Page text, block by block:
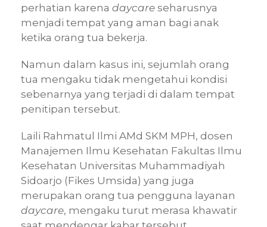
perhatian karena daycare seharusnya
menjadi tempat yang aman bagi anak
ketika orang tua bekerja.
Namun dalam kasus ini, sejumlah orang
tua mengaku tidak mengetahui kondisi
sebenarnya yang terjadi di dalam tempat
penitipan tersebut.
Laili Rahmatul Ilmi AMd SKM MPH, dosen
Manajemen Ilmu Kesehatan Fakultas Ilmu
Kesehatan Universitas Muhammadiyah
Sidoarjo (Fikes Umsida) yang juga
merupakan orang tua pengguna layanan
daycare, mengaku turut merasa khawatir